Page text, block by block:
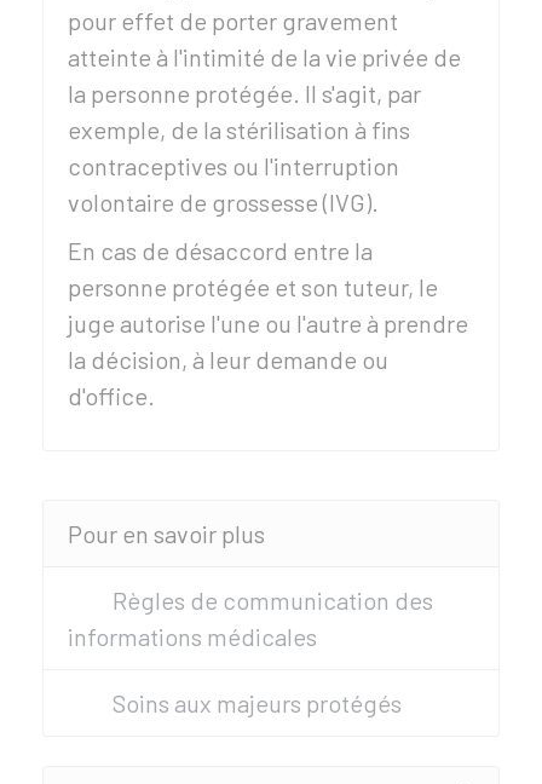
pour effet de porter gravement
atteinte à l'intimité de la vie privée de
la personne protégée. Il s'agit, par
exemple, de la stérilisation à fins
contraceptives ou l'interruption
volontaire de grossesse (IVG).
En cas de désaccord entre la
personne protégée et son tuteur, le
juge autorise l'une ou l'autre à prendre
la décision, à leur demande ou
d'office.
Pour en savoir plus
Règles de communication des
informations médicales
Soins aux majeurs protégés